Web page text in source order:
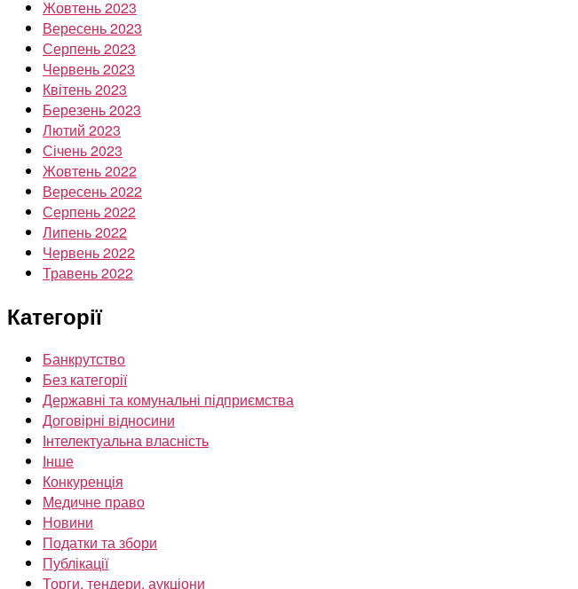
Жовтень 2023
Вересень 2023
Серпень 2023
Червень 2023
Квітень 2023
Березень 2023
Лютий 2023
Січень 2023
Жовтень 2022
Вересень 2022
Серпень 2022
Липень 2022
Червень 2022
Травень 2022
Категорії
Банкрутство
Без категорії
Державні та комунальні підприємства
Договірні відносини
Інтелектуальна власність
Інше
Конкуренція
Медичне право
Новини
Податки та збори
Публікації
Торги, тендери, аукціони